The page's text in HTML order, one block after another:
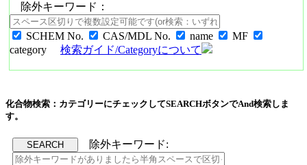
除外キーワード：
SCHEM No. CAS/MDL No. name
MF
category
検索ガイド/Categoryについて
化合物検索：カテゴリーにチェックしてSEARCHボタンでAnd検索しま
す。
除外キーワード: